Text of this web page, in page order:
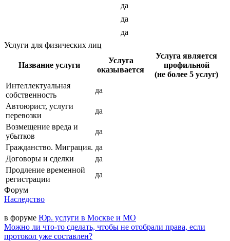
да
да
да
Услуги для физических лиц
Название услуги
Услуга
оказывается
Услуга является
профильной
(не более 5 услуг)
Интеллектуальная
собственность
да
Автоюрист, услуги
перевозки
да
Возмещение вреда и
убытков
да
Гражданство. Миграция. да
Договоры и сделки
да
Продление временной
регистрации
да
Форум
Наследство
в форуме Юр. услуги в Москве и МО
Можно ли что-то сделать, чтобы не отобрали права, если
протокол уже составлен?